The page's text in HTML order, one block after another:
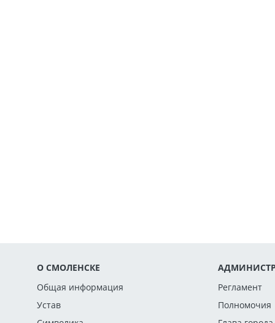
О СМОЛЕНСКЕ
Общая информация
Устав
Регламент
Полномочия